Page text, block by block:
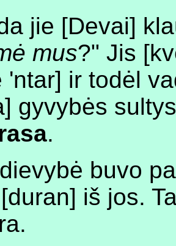
jie [Devai]
mus?" Jis
'ntar] ir todėl
gyvybės
.
buvo
iš jos.